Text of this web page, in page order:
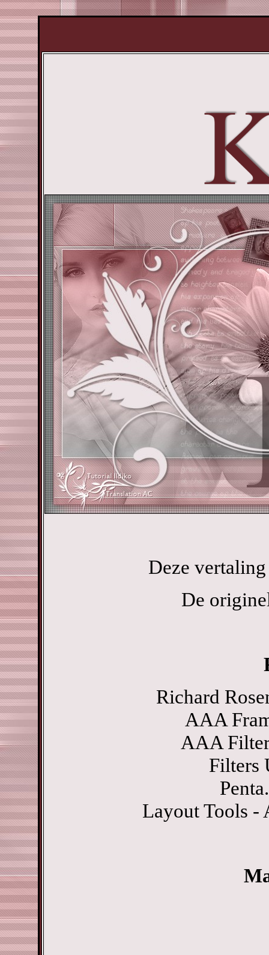
Deze
De
Richard
AAA
AAA
Filters
Layout Tools -